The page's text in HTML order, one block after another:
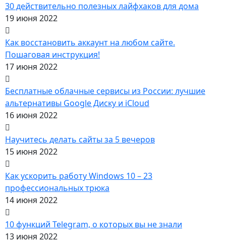
30 действительно полезных лайфхаков для дома
19 июня 2022
Как восстановить аккаунт на любом сайте.
Пошаговая инструкция!
17 июня 2022
Бесплатные облачные сервисы из России: лучшие
альтернативы Google Диску и iCloud
16 июня 2022
Научитесь делать сайты за 5 вечеров
15 июня 2022
Как ускорить работу Windows 10 – 23
профессиональных трюка
14 июня 2022
10 функций Telegram, о которых вы не знали
13 июня 2022